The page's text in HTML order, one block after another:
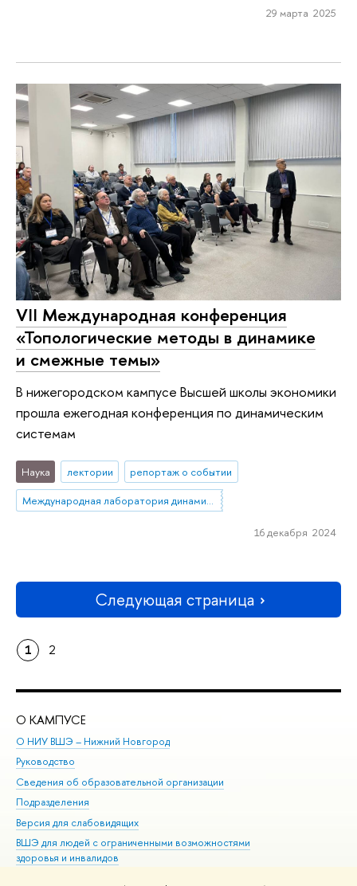
29 марта 2025
VII Международная конференция
«Топологические методы в динамике
и смежные темы»
В нижегородском кампусе Высшей школы экономики
прошла ежегодная конференция по динамическим
системам
Наука лектории
репортаж о событии
Международная лаборатория динамических систем и приложений
16 декабря 2024
Следующая страница
1 2
О КАМПУСЕ
О НИУ ВШЭ – Нижний Новгород
Руководство
Сведения об образовательной организации
Подразделения
Версия для слабовидящих
ВШЭ для людей с ограниченными возможностями
здоровья и инвалидов